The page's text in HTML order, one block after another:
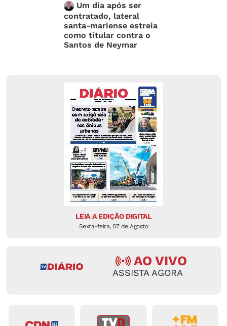
Um dia após ser
contratado, lateral
santa-mariense estreia
como titular contra o
Santos de Neymar
LEIA A EDIÇÃO DIGITAL
Sexta-feira, 07 de Agosto
AO VIVO
ASSISTA AGORA